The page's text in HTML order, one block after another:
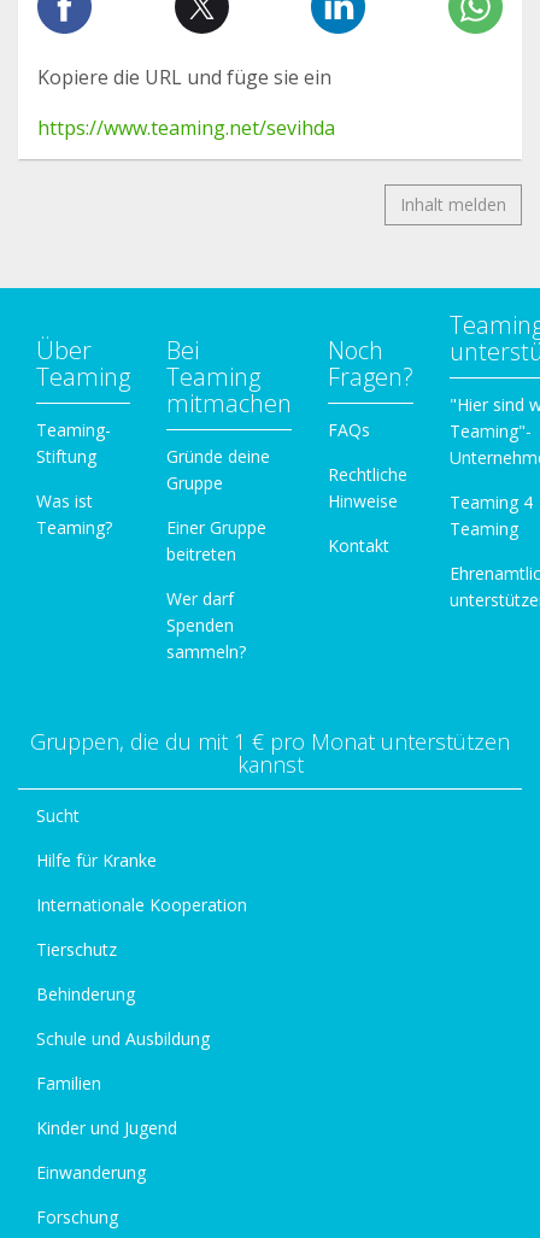
Kopiere die URL und füge sie ein
https://www.teaming.net/sevihda
Inhalt melden
Über
Teaming
Teaming-
Stiftung
Was ist
Teaming?
Bei
Teaming
mitmachen
Gründe deine
Gruppe
Einer Gruppe
beitreten
Wer darf
Spenden
sammeln?
Noch
Fragen?
FAQs
Rechtliche
Hinweise
Kontakt
"Hier sind
Teaming"-
Teaming 4
Teaming
Gruppen, die du mit 1 € pro Monat unterstützen
kannst
Sucht
Hilfe für Kranke
Internationale Kooperation
Tierschutz
Behinderung
Schule und Ausbildung
Familien
Kinder und Jugend
Einwanderung
Forschung